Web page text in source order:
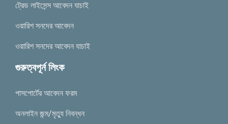
ট্রেড লাইসেন্স আবেদন যাচাই
ওয়ারিশ সনদের আবেদন
ওয়ারিশ সনদের আবেদন যাচাই
গুরুত্বপূর্ন লিংক
পাসপোর্টের আবেদন ফরম
অনলাইন জন্ম/মৃত্যু নিবন্ধন